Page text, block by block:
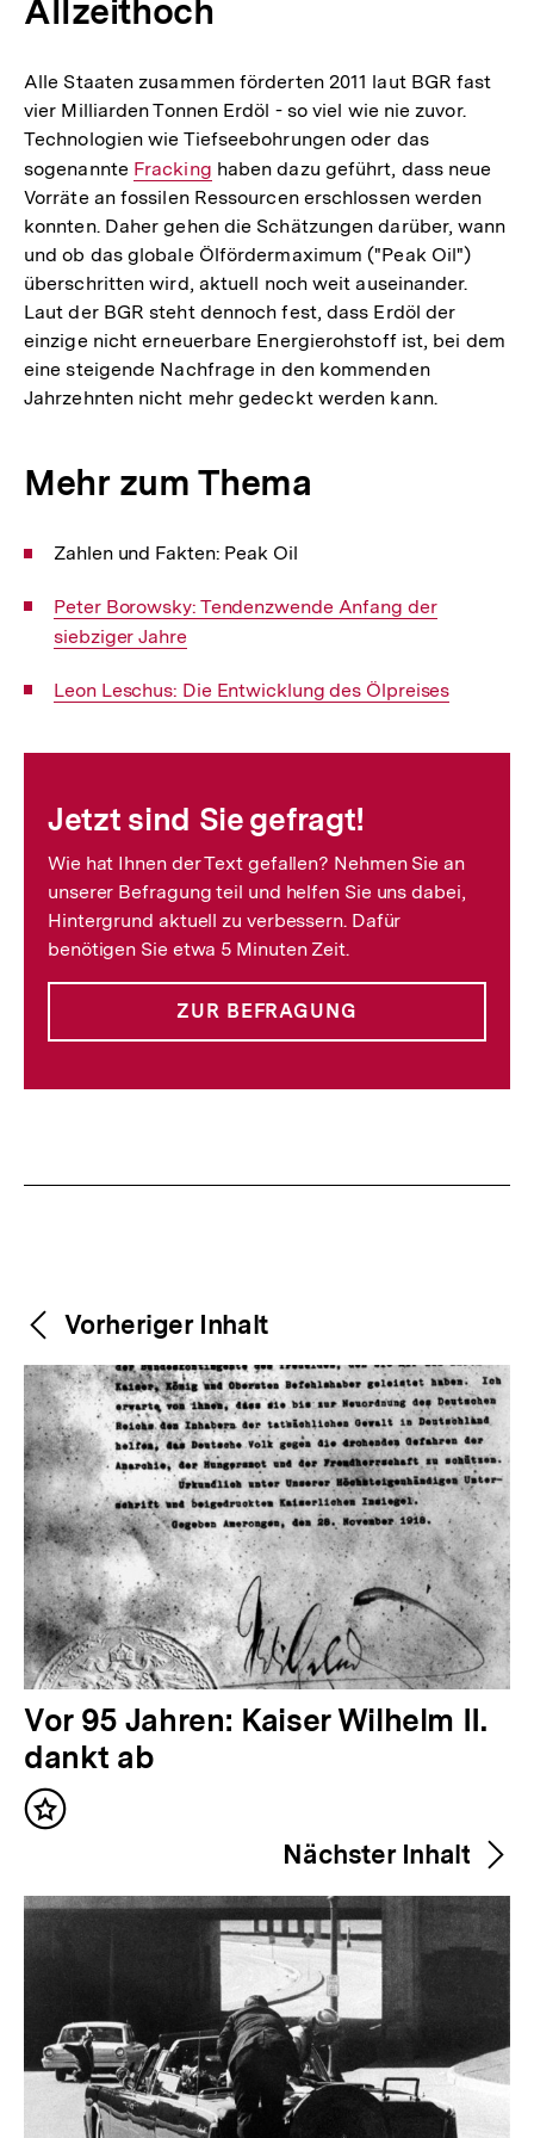
Allzeithoch
Alle Staaten zusammen förderten 2011 laut BGR fast
vier Milliarden Tonnen Erdöl - so viel wie nie zuvor.
Technologien wie Tiefseebohrungen oder das
sogenannte Interner
Link:
Fracking haben dazu geführt, dass neue
Vorräte an fossilen Ressourcen erschlossen werden
konnten. Daher gehen die Schätzungen darüber, wann
und ob das globale Ölfördermaximum ("Peak Oil")
überschritten wird, aktuell noch weit auseinander.
Laut der BGR steht dennoch fest, dass Erdöl der
einzige nicht erneuerbare Energierohstoff ist, bei dem
eine steigende Nachfrage in den kommenden
Jahrzehnten nicht mehr gedeckt werden kann.
Mehr zum Thema
Zahlen und Fakten: Peak Oil
Interner
Link:
Peter Borowsky: Tendenzwende Anfang der
siebziger Jahre
Interner
Leon Leschus: Die Entwicklung des Ölpreises
Jetzt sind Sie gefragt!
Wie hat Ihnen der Text gefallen? Nehmen Sie an
unserer Befragung teil und helfen Sie uns dabei,
Hintergrund aktuell zu verbessern. Dafür
benötigen Sie etwa 5 Minuten Zeit.
ZUR BEFRAGUNG
Weitere
Inhalte
Content-
Navigation
Vorheriger Inhalt
V
o
r
h
r
g
Vor 95 Jahren: Kaiser Wilhelm II.
dankt ab
Inhalt
Nächster Inhalt